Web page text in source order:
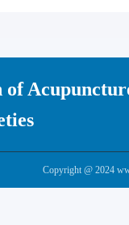
Copyright @ 2024